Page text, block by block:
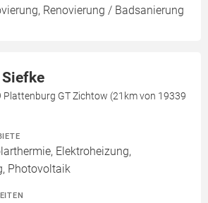
Renovierung / Badsanierung
Plattenburg GT Zichtow (21km von 19339
Elektroheizung,
Photovoltaik